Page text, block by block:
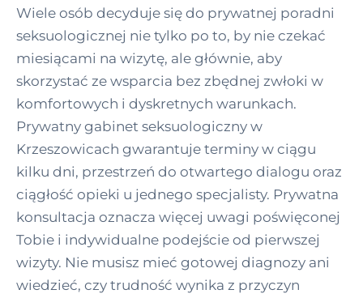
Wiele osób decyduje się do prywatnej poradni
seksuologicznej nie tylko po to, by nie czekać
miesiącami na wizytę, ale głównie, aby
skorzystać ze wsparcia bez zbędnej zwłoki w
komfortowych i dyskretnych warunkach.
Prywatny gabinet seksuologiczny w
Krzeszowicach gwarantuje terminy w ciągu
kilku dni, przestrzeń do otwartego dialogu oraz
ciągłość opieki u jednego specjalisty. Prywatna
konsultacja oznacza więcej uwagi poświęconej
Tobie i indywidualne podejście od pierwszej
wizyty. Nie musisz mieć gotowej diagnozy ani
wiedzieć, czy trudność wynika z przyczyn